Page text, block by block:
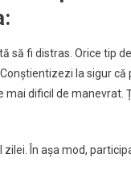
să fi distras. Orice tip
la sigur că
dificil de manevrat.
În așa mod,